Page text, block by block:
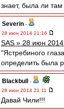
знает, была ли там
Severin -
28 июн 2014 21:16
SAS » 28 июн
"Ястребиного
определить была
Blackbull
-
28 июн 2014 21:11
Давай Чили!!!